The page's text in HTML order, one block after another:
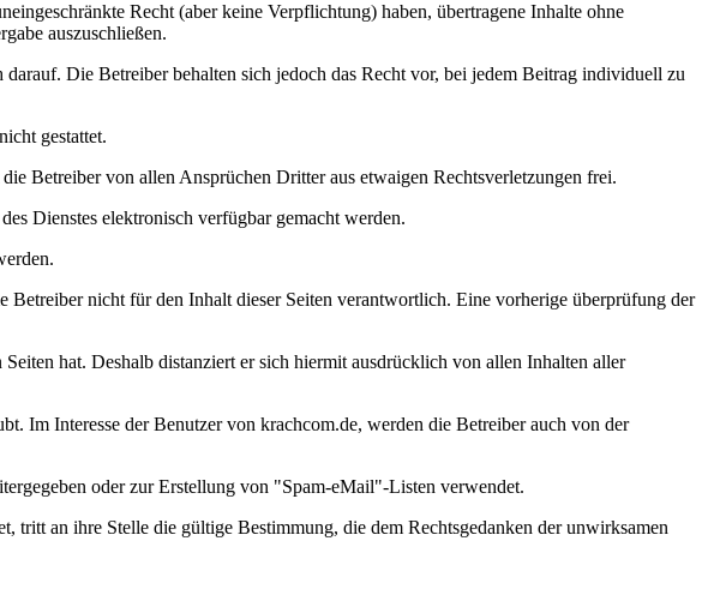
Recht (aber keine Verpflichtung) haben, übertragene Inhalte ohne
auszuschließen.
Die Betreiber behalten sich jedoch das Recht vor, bei jedem Beitrag individuell zu
gestattet.
Betreiber von allen Ansprüchen Dritter aus etwaigen Rechtsverletzungen frei.
Dienstes elektronisch verfügbar gemacht werden.
nicht für den Inhalt dieser Seiten verantwortlich. Eine vorherige überprüfung der
hat. Deshalb distanziert er sich hiermit ausdrücklich von allen Inhalten aller
Im Interesse der Benutzer von krachcom.de, werden die Betreiber auch von der
oder zur Erstellung von "Spam-eMail"-Listen verwendet.
an ihre Stelle die gültige Bestimmung, die dem Rechtsgedanken der unwirksamen